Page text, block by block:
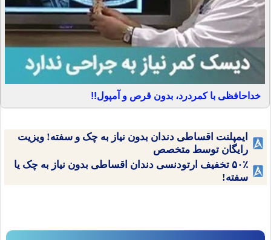
خداحافظی با کمردرد، بدون قرص و آمپول!!
ایمپلنت اقساطی دندان بدون نیاز به چک و سفته! ویزیت
رایگان توسط متخصص
۵۰٪ تخفیف ارتودنسی دندان اقساطی بدون نیاز به چک یا
سفته!